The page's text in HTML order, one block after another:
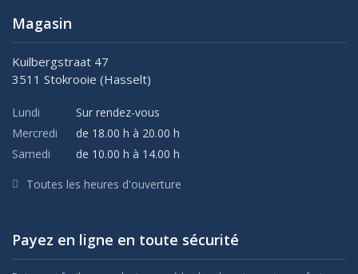
Magasin
Kuilbergstraat 47
3511 Stokrooie (Hasselt)
Lundi
Sur rendez-vous
Mercredi
de 18.00 h à 20.00 h
Samedi
de 10.00 h à 14.00 h
Toutes les heures d'ouverture
Payez en ligne en toute sécurité